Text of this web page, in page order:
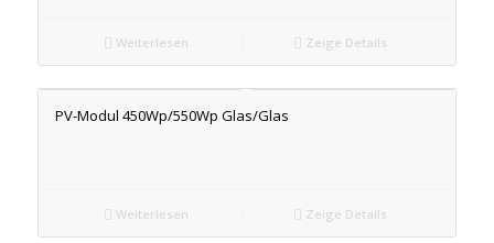
Weiterlesen Zeige Details
PV-Modul 450Wp/550Wp Glas/Glas
Weiterlesen Zeige Details